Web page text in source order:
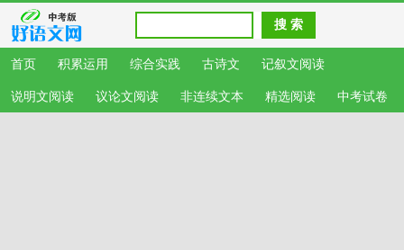
首页 积累运用 综合实践 古诗文 记叙文阅读
说明文阅读 议论文阅读 非连续文本 精选阅读 中考试卷